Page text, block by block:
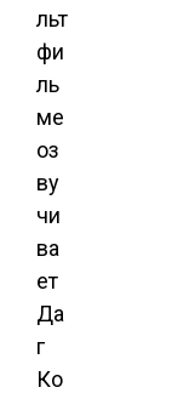
льт
фи
ль
ме
оз
ву
чи
ва
ет
Да
г
Ко